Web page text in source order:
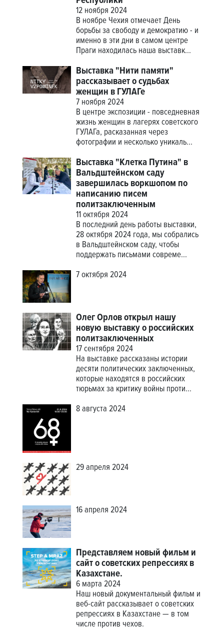
12 ноября 2024
В ноябре Чехия отмечает День
борьбы за свободу и демократию - и
именно в эти дни в самом центре
Праги находилась наша выставк...
Выставка "Нити памяти"
рассказывает о судьбах
женщин в ГУЛАГе
7 ноября 2024
В центре экспозиции - повседневная
жизнь женщин в лагерях советского
ГУЛАГа, расказанная через
фотографии и несколько уникаль...
Выставка "Клетка Путина" в
Вальдштейнском саду
завершилась воркшопом по
написанию писем
политзаключенным
11 октября 2024
В последний день работы выставки,
28 октября 2024 года, мы собрались
в Вальдштейнском саду, чтобы
поддержать письмами совреме...
7 октября 2024
Олег Орлов открыл нашу
новую выставку о российских
политзаключенных
17 сентября 2024
На выставке рассказаны истории
десяти политических заключенных,
которые находятся в российских
тюрьмах за критику войны проти...
8 августа 2024
29 апреля 2024
16 апреля 2024
Представляем новый фильм и
сайт о советских репрессиях в
Казахстане.
6 марта 2024
Наш новый документальный фильм и
веб-сайт рассказывает о советских
репрессиях в Казахстане — в том
числе против чехов.